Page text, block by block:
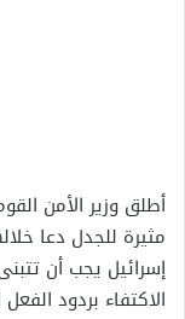
أطلق وزير الأمن
مثيرة للجدل دعا
إسرائيل يجب أن
الاكتفاء بردود